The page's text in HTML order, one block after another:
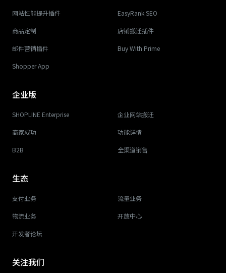
网站性能提升插件 EasyRank SEO
商品定制 店铺搬迁插件
邮件营销插件 Buy With Prime
Shopper App
企业版
SHOPLINE Enterprise 企业网站搬迁
商家成功 功能详情
B2B 全渠道销售
生态
支付业务 流量业务
物流业务 开放中心
开发者论坛
关注我们